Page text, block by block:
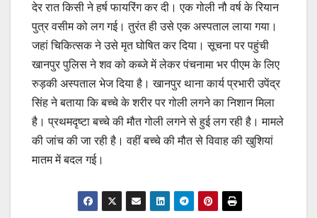
देर रात किसी ने हर्ष फायरिंग कर दी। एक गोली नौ वर्ष के रियान
पुत्र वसीम को लग गई। तुरंत ही उसे एक अस्पताल लाया गया।
जहां चिकित्सक ने उसे मृत घोषित कर दिया। सूचना पर पहुंची
खानपुर पुलिस ने शव को कब्जे में लेकर पंचनामा भर पीएम के लिए
रुड़की अस्पताल भेज दिया है। खानपुर थाना कार्य प्रभारी उपेंद्र
सिंह ने बताया कि बच्चे के शरीर पर गोली लगने का निशान मिला
है। प्रथमदृष्टा बच्चे की मौत गोली लगने से हुई लग रही है। मामले
की जांच की जा रही है। वहीं बच्चे की मौत से विवाह की खुशियां
मातम में बदल गई।